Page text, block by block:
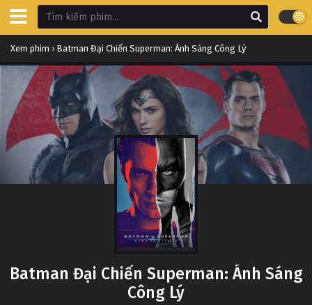
Xem phim › Batman Đại Chiến Superman: Ánh Sáng Công Lý
Batman Đại Chiến Superman: Ánh Sáng
Công Lý